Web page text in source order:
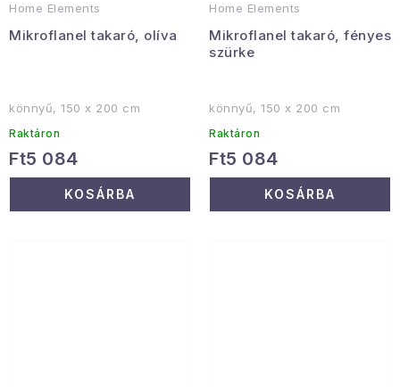
Home Elements
Mikroflanel takaró, olíva
könnyű, 150 x 200 cm
Raktáron
Ft5 084
KOSÁRBA
Home Elements
Mikroflanel takaró, fényes
szürke
könnyű, 150 x 200 cm
Raktáron
Ft5 084
KOSÁRBA